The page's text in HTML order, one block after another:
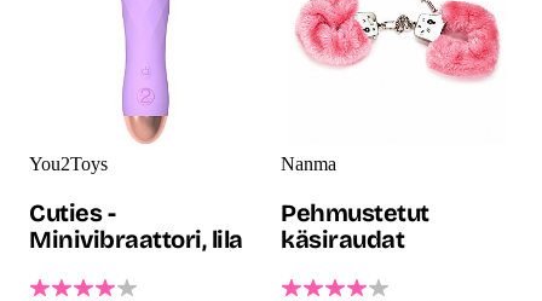
You2Toys
Cuties -
Minivibraattori, lila
Nanma
Pehmustetut
käsiraudat